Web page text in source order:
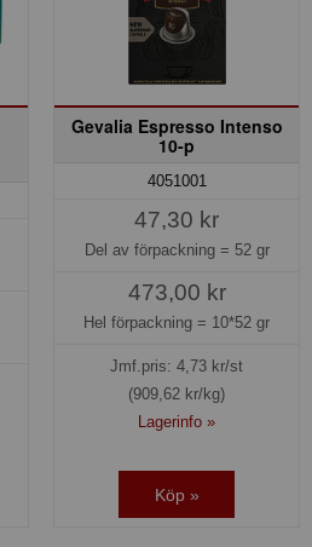
Gevalia Espresso Intenso
10-p
4051001
47,30 kr
Del av förpackning = 52 gr
473,00 kr
Hel förpackning = 10*52 gr
Jmf.pris: 4,73 kr/st
(909,62 kr/kg)
Lagerinfo »
Köp »